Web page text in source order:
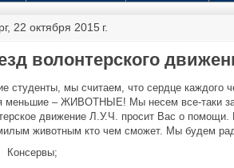
22 октября 2015 г.
волонтерского
студенты, мы считаем, что сердце каждого
меньшие – ЖИВОТНЫЕ! Мы несем все-таки за
движение Л.У.Ч. просит Вас о
животным кто чем сможет. Мы будем
Консервы;